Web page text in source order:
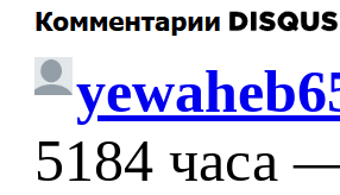
5184 часа